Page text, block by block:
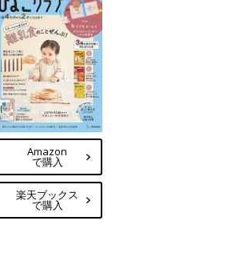
Amazon
で購入
楽天ブックス
で購入